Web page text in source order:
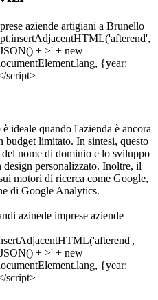
ideale quando l'azienda è ancora
budget limitato. In sintesi, questo
nome di dominio e lo sviluppo
personalizzato. Inoltre, il
motori di ricerca come Google,
di Google Analytics.